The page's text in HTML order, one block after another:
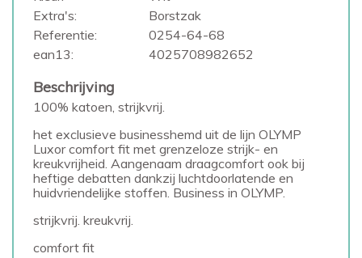
Extra's:
Borstzak
Referentie:
0254-64-68
ean13:
4025708982652
Beschrijving
100% katoen, strijkvrij.
het exclusieve businesshemd uit de lijn OLYMP
Luxor comfort fit met grenzeloze strijk- en
kreukvrijheid. Aangenaam draagcomfort ook bij
heftige debatten dankzij luchtdoorlatende en
huidvriendelijke stoffen. Business in OLYMP.
strijkvrij. kreukvrij.
comfort fit